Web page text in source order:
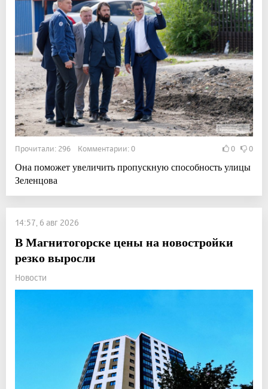
Прочитали: 296 Комментарии: 0 0 0
Она поможет увеличить пропускную способность улицы
Зеленцова
14:57, 6 авг 2026
В Магнитогорске цены на новостройки
резко выросли
Новости